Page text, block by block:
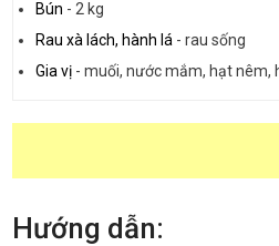
Bún - 2 kg
Rau xà lách, hành lá -rau sống
Gia vị -muối, nước mắm, hạt nêm,
Hướng dẫn: